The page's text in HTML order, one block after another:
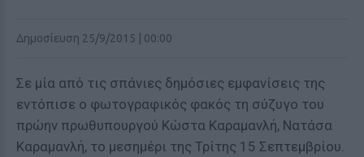
Δημοσίευση 25/9/2015 | 00:00
Σε μία από τις σπάνιες δημόσιες εμφανίσεις της
εντόπισε ο φωτογραφικός φακός τη σύζυγο του
πρώην πρωθυπουργού Κώστα Καραμανλή, Νατάσα
Καραμανλή, το μεσημέρι της Τρίτης 15 Σεπτεμβρίου.